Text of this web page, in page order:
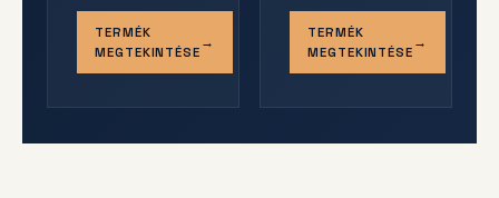
TERMÉK
MEGTEKINTÉSE
TERMÉK
MEGTEKINTÉSE